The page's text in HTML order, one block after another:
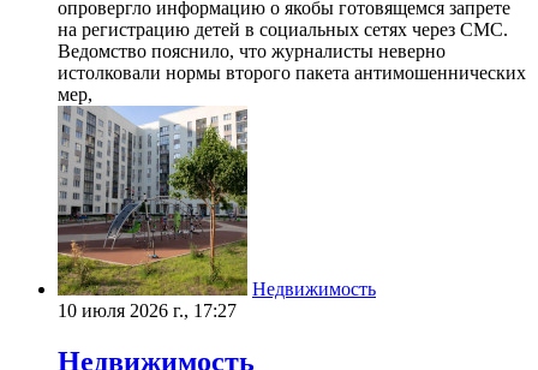
опровергло информацию о якобы готовящемся запрете
на регистрацию детей в социальных сетях через СМС.
Ведомство пояснило, что журналисты неверно
истолковали нормы второго пакета антимошеннических
мер,
Недвижимость
10 июля 2026 г., 17:27
Недвижимость